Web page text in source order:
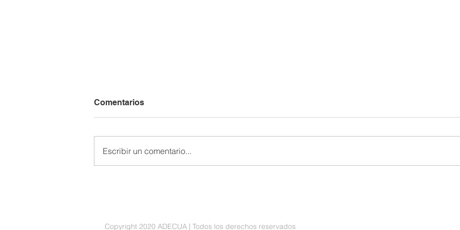
Acuerdo Adecua - BST
Comentarios
Escribir un comentario...
Copyright 2020 ADECUA | Todos los derechos reservados